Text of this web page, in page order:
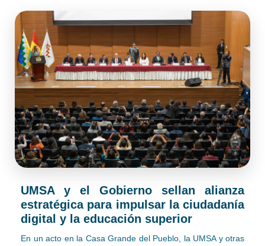
UMSA y el Gobierno sellan alianza
estratégica para impulsar la ciudadanía
digital y la educación superior
En un acto en la Casa Grande del Pueblo, la UMSA y otras